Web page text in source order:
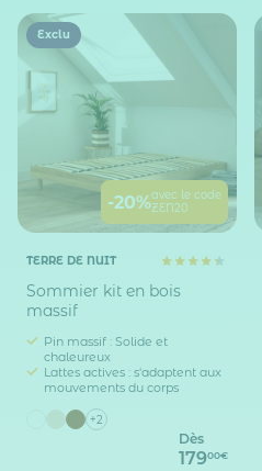
Exclu
-20%avec le code
ZEN20
TERRE DE NUIT
Sommier kit en bois
massif
Pin massif : Solide et
chaleureux
Lattes actives : s'adaptent aux
mouvements du corps
+2
Dès
17900€